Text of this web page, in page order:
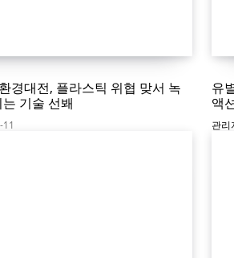
경대전, 플라스틱 위협 맞서 녹
기술 선봬
유
액
관리